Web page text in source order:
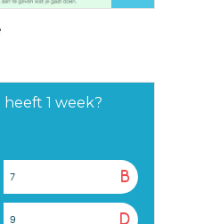
1 week?
B
7
D
9